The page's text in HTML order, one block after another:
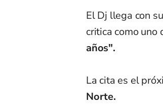
El Dj llega con
critica como uno
años".
La cita es el
Norte.